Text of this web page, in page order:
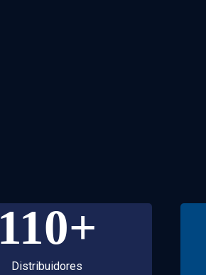
110+
Distribuidores